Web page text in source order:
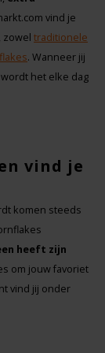
vind je
zowel traditionele
. Wanneer jij
het elke dag
vind je
komen steeds
heeft zijn
om jouw favoriet
vind jij onder